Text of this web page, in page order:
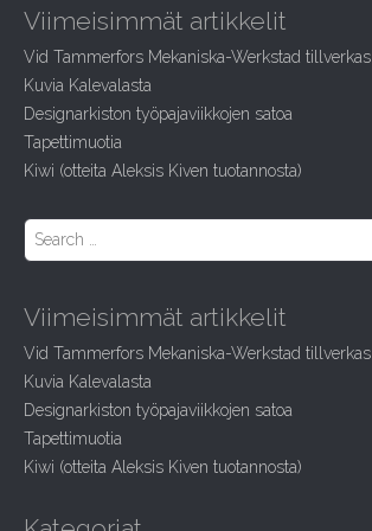
c
f
o
r
:
Viimeisimmät artikkelit
Vid Tammerfors Mekaniska-Werkstad tillverkas
Kuvia Kalevalasta
Designarkiston työpajaviikkojen satoa
Tapettimuotia
Kiwi (otteita Aleksis Kiven tuotannosta)
S
c
f
o
r
:
Viimeisimmät artikkelit
Vid Tammerfors Mekaniska-Werkstad tillverkas
Kuvia Kalevalasta
Designarkiston työpajaviikkojen satoa
Tapettimuotia
Kiwi (otteita Aleksis Kiven tuotannosta)